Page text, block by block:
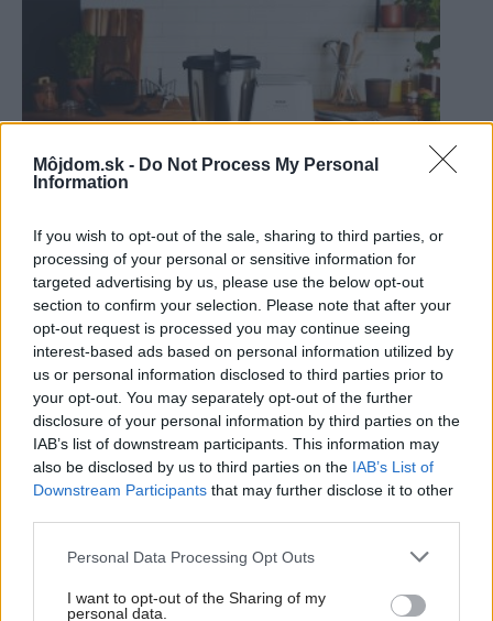
Môjdom.sk - Do Not Process My Personal
Information
If you wish to opt-out of the sale, sharing to third parties, or
processing of your personal or sensitive information for
targeted advertising by us, please use the below opt-out
section to confirm your selection. Please note that after your
opt-out request is processed you may continue seeing
interest-based ads based on personal information utilized by
us or personal information disclosed to third parties prior to
your opt-out. You may separately opt-out of the further
disclosure of your personal information by third parties on the
IAB’s list of downstream participants. This information may
also be disclosed by us to third parties on the IAB’s List of
Downstream Participants that may further disclose it to other
Please note that this website/app uses one or more Google
not limited to your visit or usage behaviour. You may click to
Personal Data Processing Opt Outs
I want to opt-out of the Sharing of my
personal data.
Nové varné roboty nás prekvapili svojou
všestrannosťou. Ktorý zvíťazil v redakčnom
teste?
seba. V novom dome je všetko pre ich život i